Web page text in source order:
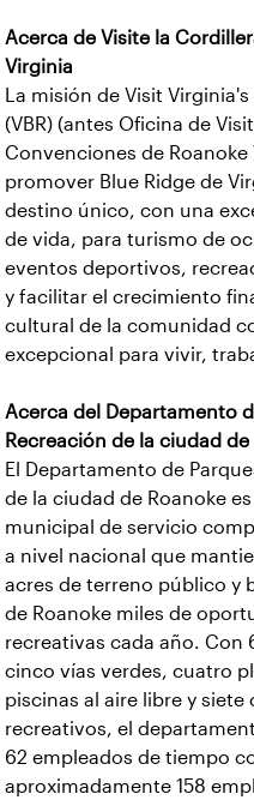
Acerca de Visite la
Virginia
La misión de Visit
(VBR) (antes Oficina de
Convenciones de Roanoke
promover Blue Ridge de
destino único, con una
de vida, para turismo de
eventos deportivos,
y facilitar el crecimiento
cultural de la comunidad
excepcional para vivir,
Acerca del Departamento
Recreación de la ciudad de
El Departamento de
de la ciudad de Roanoke
municipal de servicio
a nivel nacional que
acres de terreno público y
de Roanoke miles de
recreativas cada año. Con
cinco vías verdes, cuatro
piscinas al aire libre y siete
recreativos, el
62 empleados de tiempo
aproximadamente 158